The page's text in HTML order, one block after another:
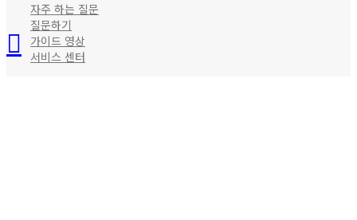
자주 하는 질문
질문하기
가이드 영상
서비스 센터